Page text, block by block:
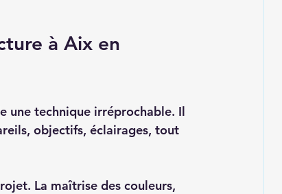
à Aix en
une technique irréprochable. Il
objectifs, éclairages, tout
La maîtrise des couleurs,